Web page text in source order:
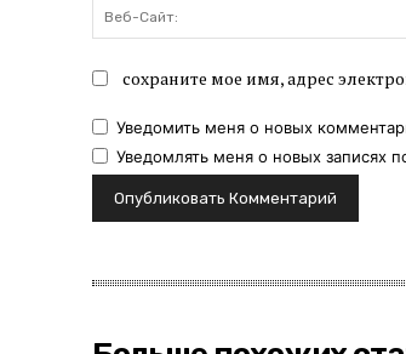
сохраните мое имя, адрес
Уведомить меня о новых
Уведомлять меня о новых записях